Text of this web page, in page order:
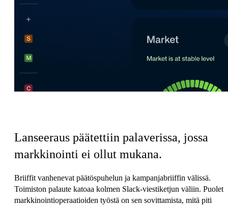
Lanseeraus päätettiin palaverissa, jossa
markkinointi ei ollut mukana.
Briiffit vanhenevat päätöspuhelun ja kampanjabriiffin välissä.
Toimiston palaute katoaa kolmen Slack-viestiketjun väliin. Puolet
markkinointioperaatioiden työstä on sen sovittamista, mitä piti